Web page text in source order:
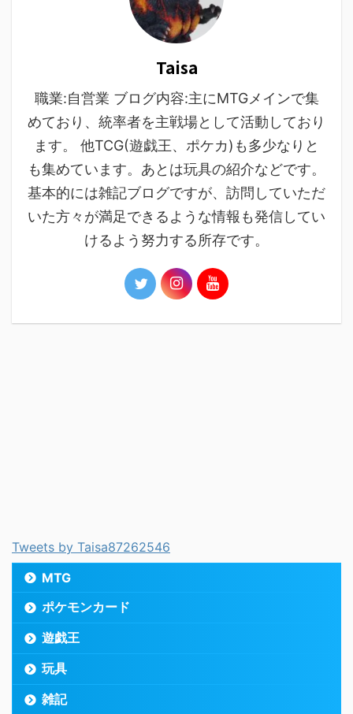
Taisa
職業:自営業 ブログ内容:主にMTGメインで集
めており、統率者を主戦場として活動しており
ます。 他TCG(遊戯王、ポケカ)も多少なりと
も集めています。あとは玩具の紹介などです。
基本的には雑記ブログですが、訪問していただ
いた方々が満足できるような情報も発信してい
けるよう努力する所存です。
Tweets by Taisa87262546
MTG
ポケモンカード
遊戯王
玩具
雑記